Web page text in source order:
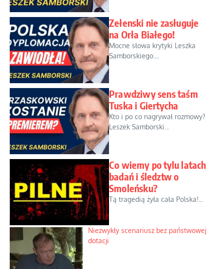
Zełenski nie zasługuje
na Orła Białego!
Mocne słowa krytyki Leszka
Samborskiego....
Prawdziwy sens taśm
Tuska i Giertycha
Kto i po co nagrywał rozmowy?
Leszek Samborski...
Co wiemy po tylu latach
badań i śledztw o
Smoleńsku?
Tą tragedią żyła cała Polska!...